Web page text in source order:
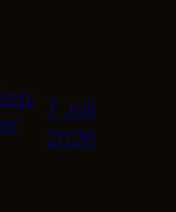
7. Juli
2026